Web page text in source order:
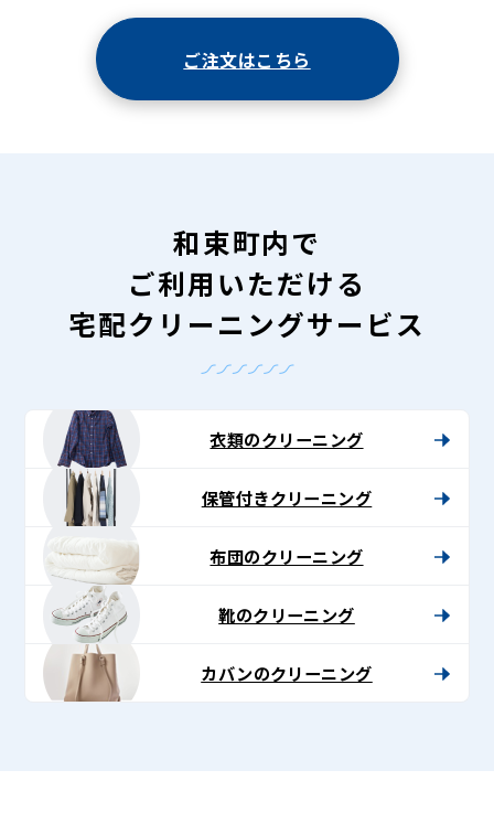
ご注文はこちら
和束町内で
ご利用いただける
宅配クリーニングサービス
衣類のクリーニング
保管付きクリーニング
布団のクリーニング
靴のクリーニング
カバンのクリーニング